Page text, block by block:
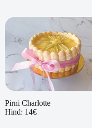
Pirni Charlotte
Hind: 14€